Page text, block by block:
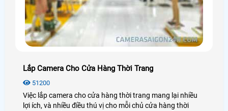
Lắp Camera Cho Cửa Hàng Thời Trang
51200
Việc lắp camera cho cửa hàng thời trang mang lại nhiều
lợi ích, và nhiều điều thú vị cho mỗi chủ cửa hàng thời